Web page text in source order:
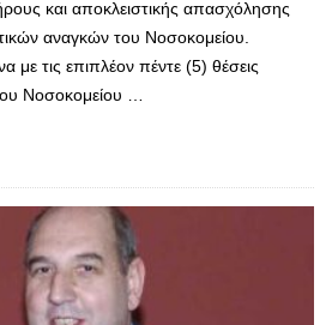
και αποκλειστικής απασχόλησης
αναγκών του Νοσοκομείου.
με τις επιπλέον πέντε (5) θέσεις
Νοσοκομείου …